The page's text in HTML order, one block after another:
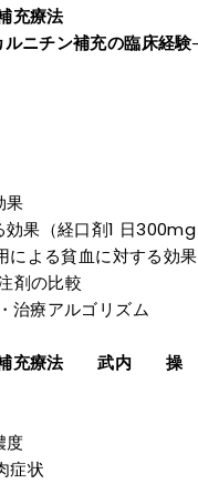
充療法
ルニチン補充の臨床
果
果（経口剤1 日300mg
による貧血に対する効果
剤の比較
治療アルゴリズム
ン補充療法 武内 操
度
症状